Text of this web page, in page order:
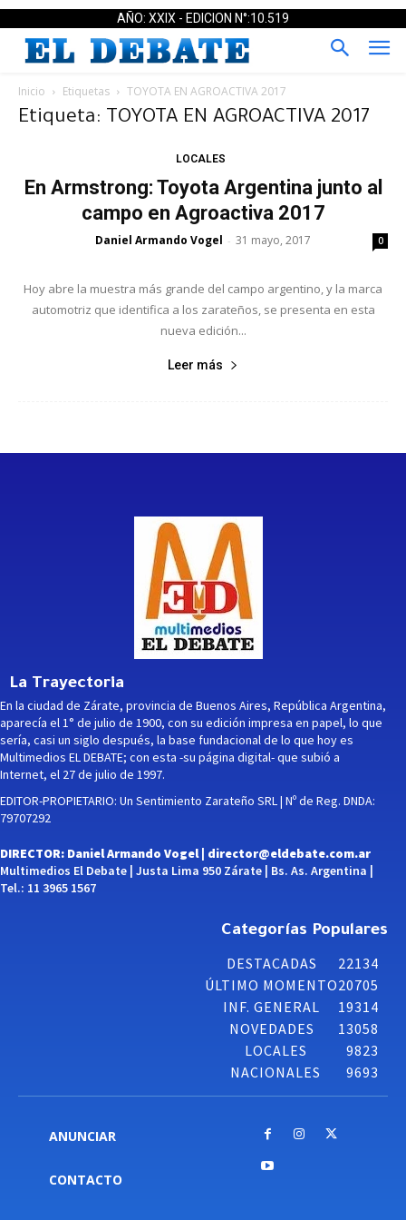
AÑO: XXIX - EDICION N°:10.519
Inicio Etiquetas TOYOTA EN AGROACTIVA 2017
Etiqueta: TOYOTA EN AGROACTIVA 2017
LOCALES
En Armstrong: Toyota Argentina junto al
campo en Agroactiva 2017
Daniel Armando Vogel - 31 mayo, 2017 0
Hoy abre la muestra más grande del campo argentino, y la marca
automotriz que identifica a los zarateños, se presenta en esta
nueva edición...
Leer más
La Trayectoria
En la ciudad de Zárate, provincia de Buenos Aires, República Argentina,
aparecía el 1° de julio de 1900, con su edición impresa en papel, lo que
sería, casi un siglo después, la base fundacional de lo que hoy es
Multimedios EL DEBATE; con esta -su página digital- que subió a
Internet, el 27 de julio de 1997.
EDITOR-PROPIETARIO: Un Sentimiento Zarateño SRL | Nº de Reg. DNDA:
79707292
DIRECTOR: Daniel Armando Vogel | director@eldebate.com.ar
Multimedios El Debate | Justa Lima 950 Zárate | Bs. As. Argentina |
Tel.: 11 3965 1567
Categorías Populares
DESTACADAS
22134
ÚLTIMO MOMENTO20705
INF. GENERAL
19314
NOVEDADES
13058
LOCALES
9823
NACIONALES
9693
ANUNCIAR
CONTACTO